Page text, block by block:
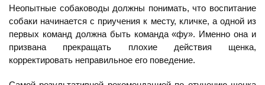
Неопытные собаководы должны понимать, что воспитание
собаки начинается с приучения к месту, кличке, а одной из
первых команд должна быть команда «фу». Именно она и
призвана прекращать плохие действия щенка,
корректировать неправильное его поведение.